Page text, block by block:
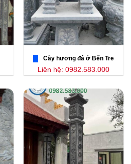
Cây hương đá ở Bến Tre
Liên hệ: 0982.583.000